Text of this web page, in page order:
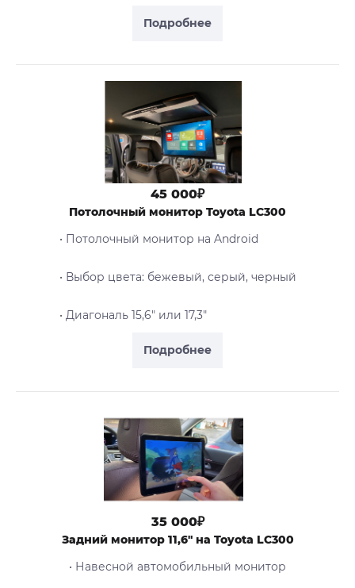
Подробнее
Подробнее
45 000₽
Потолочный монитор Toyota LС300
• Потолочный монитор на Android
• Выбор цвета: бежевый, серый, черный
• Диагональ 15,6" или 17,3"
35 000₽
Задний монитор 11,6" на Toyota LС300
• Навесной автомобильный монитор